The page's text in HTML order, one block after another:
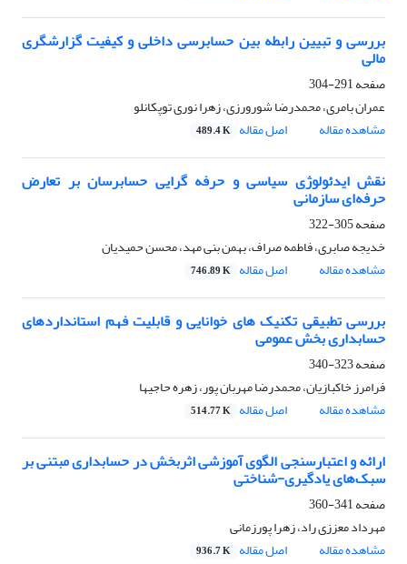
بررسی و تبیین رابطه بین حسابرسی داخلی و کیفیت گزارشگری
مالی
صفحه291-304
عمران بامری، محمدرضا شورورزی، زهرا نوری توپکانلو
مشاهده مقاله
اصل مقاله 489.4 K
نقش ایدئولوژی سیاسی و حرفه گرایی حسابرسان بر تعارض
حرفه‌ای سازمانی
صفحه305-322
خدیجه صابری، فاطمه صراف، بهمن بنی مهد، محسن حمیدیان
مشاهده مقاله
اصل مقاله 746.89 K
بررسی تطبیقی تکنیک های خوانایی و قابلیت فهم استانداردهای
حسابداری بخش عمومی
صفحه323-340
فرامرز خاکبازیان، محمدرضا مهربان پور، زهره حاجیها
مشاهده مقاله
اصل مقاله 514.77 K
ارائه و اعتبارسنجی الگوی آموزشی اثربخش در حسابداری مبتنی بر
سبک‌های یادگیری-شناختی
صفحه341-360
مهرداد معززی راد، زهرا پورزمانی
مشاهده مقاله
اصل مقاله 936.7 K